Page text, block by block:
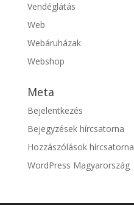
Vendéglátás
Web
Webáruházak
Webshop
Meta
Bejelentkezés
Bejegyzések hírcsatorna
Hozzászólások hírcsatorna
WordPress Magyarország